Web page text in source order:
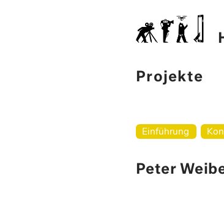
Projekte
Einführung
Peter